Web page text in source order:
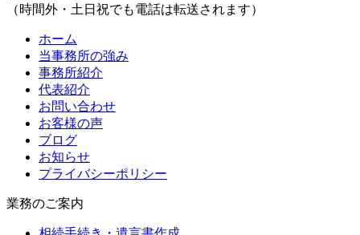
（時間外・土日祝でも電話は転送されます）
ホーム
当事務所の強み
事務所紹介
代表紹介
お問い合わせ
お客様の声
ブログ
お知らせ
プライバシーポリシー
業務のご案内